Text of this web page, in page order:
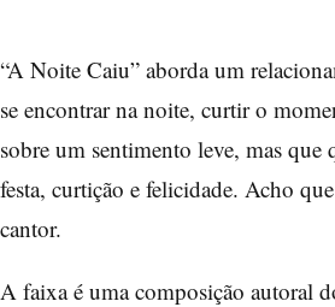
“A Noite Caiu” aborda um
se encontrar na noite, curtir o
sobre um sentimento leve, mas que
festa, curtição e felicidade. Acho
cantor.
A faixa é uma composição autoral